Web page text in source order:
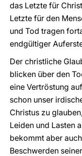
das Letzte für
Letzte für den
und Tod tragen
endgültiger
Der christliche
blicken über den
eine Vertröstung
schon unser
Christus zu
Leiden und Lasten
bekommt aber
Beschwerden